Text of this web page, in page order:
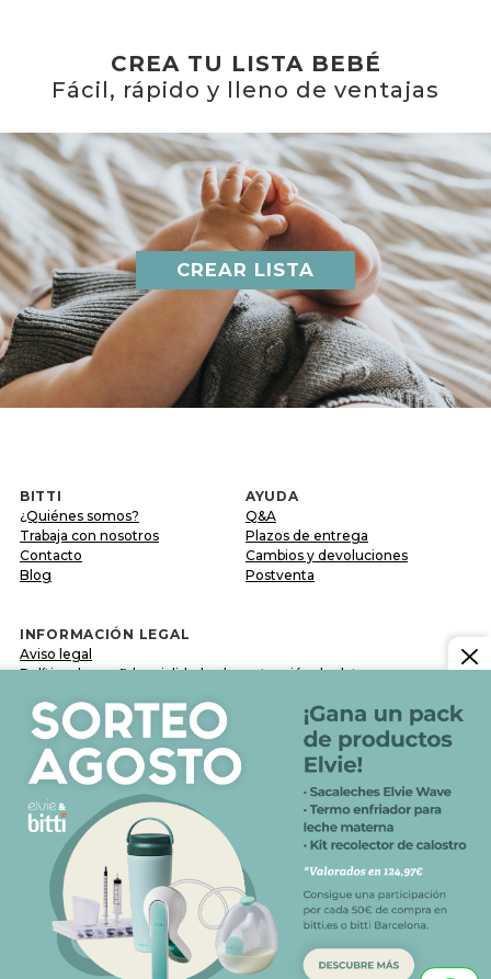
CREA TU LISTA BEBÉ
Fácil, rápido y lleno de ventajas
CREAR LISTA
BITTI
¿Quiénes somos?
Trabaja con nosotros
Contacto
Blog
AYUDA
Q&A
Plazos de entrega
Cambios y devoluciones
Postventa
INFORMACIÓN LEGAL
Aviso legal
Política de confidencialidad y de protección de datos
Condiciones generales de venta
SÍGUENOS EN
Comparte tu experiencia con nosotros a través de
#BITTIBEBE